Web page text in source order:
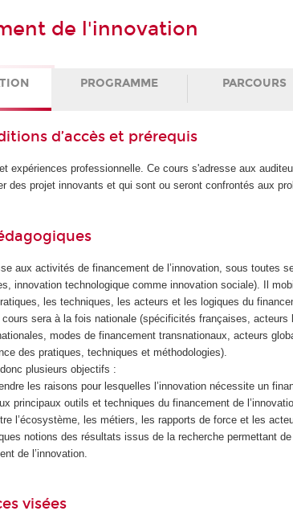
de l'innovation
PROGRAMME PARCOURS
d’accès et prérequis
expériences professionnelle. Ce cours s'adresse aux
des projet innovants et qui sont ou seront confrontés aux
aux activités de financement de l’innovation, sous toutes
innovation technologique comme innovation sociale). Il
les techniques, les acteurs et les logiques du
sera à la fois nationale (spécificités françaises, acteurs
modes de financement transnationaux, acteurs
des pratiques, techniques et méthodologies).
plusieurs objectifs :
les raisons pour lesquelles l’innovation nécessite un
principaux outils et techniques du financement de
l’écosystème, les métiers, les rapports de force et les
notions des résultats issus de la recherche permettant
de l’innovation.
visées